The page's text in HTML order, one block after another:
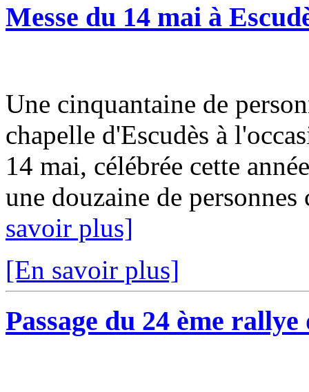
Messe du 14 mai à
Une cinquantaine de
chapelle d'Escudès à
14 mai, célébrée cette
une douzaine de
savoir plus]
[En savoir plus]
Passage du 24 ème rallye